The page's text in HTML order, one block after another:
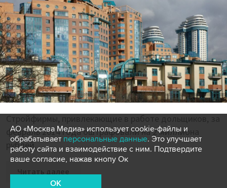
февраль 2014 года оштрафовали на 2 миллиона
рублей.
Читать далее
АО «Москва Медиа» использует cookie-файлы и
обрабатывает персональные данные. Это улучшает
работу сайта и взаимодействие с ним. Подтвердите
ваше согласие, нажав кнопу Ок
OK